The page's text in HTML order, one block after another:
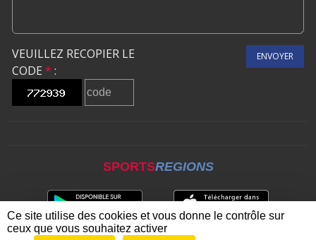
VEUILLEZ RECOPIER LE
CODE * :
ENVOYER
SPORTSREGIONS
Ce site utilise des cookies et vous donne le contrôle sur
ceux que vous souhaitez activer